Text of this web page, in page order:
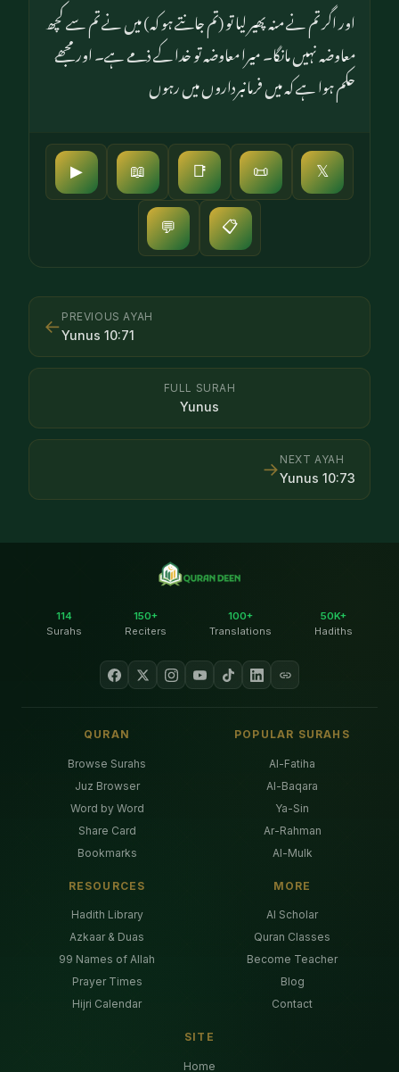
اور اگر تم نے منہ پھیر لیا تو (تم جانتے ہو کہ) میں نے تم سے کچھ
معاوضہ نہیں مانگا۔ میرا معاوضہ تو خدا کے ذمے ہے۔ اور مجھے
حکم ہوا ہے کہ میں فرمانبرداروں میں رہوں
▶ 📖 📑 📜 𝕏
💬 📋
← PREVIOUS AYAH
Yunus 10:71
FULL SURAH
Yunus
NEXT AYAH
Yunus 10:73
→
114
Surahs
150+
Reciters
100+
Translations
50K+
Hadiths
QURAN
Browse Surahs
Juz Browser
Word by Word
Share Card
Bookmarks
POPULAR SURAHS
Al-Fatiha
Al-Baqara
Ya-Sin
Ar-Rahman
Al-Mulk
RESOURCES
Hadith Library
Azkaar & Duas
99 Names of Allah
Prayer Times
Hijri Calendar
MORE
AI Scholar
Quran Classes
Become Teacher
Blog
Contact
SITE
Home